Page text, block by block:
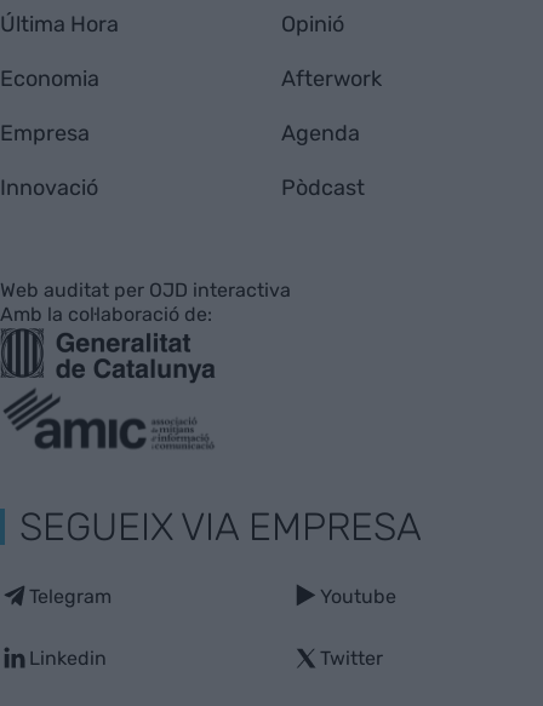
Última Hora
Economia
Empresa
Innovació
Opinió
Afterwork
Agenda
Pòdcast
Web auditat per OJD interactiva
Amb la col·laboració de:
SEGUEIX VIA EMPRESA
Telegram
Linkedin
Youtube
Twitter